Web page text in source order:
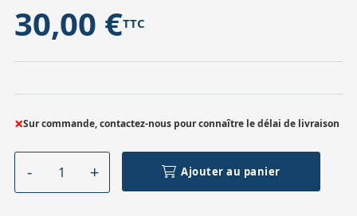
30,00 €TTC
×Sur commande, contactez-nous pour connaître le délai de livraison
Ajouter au panier